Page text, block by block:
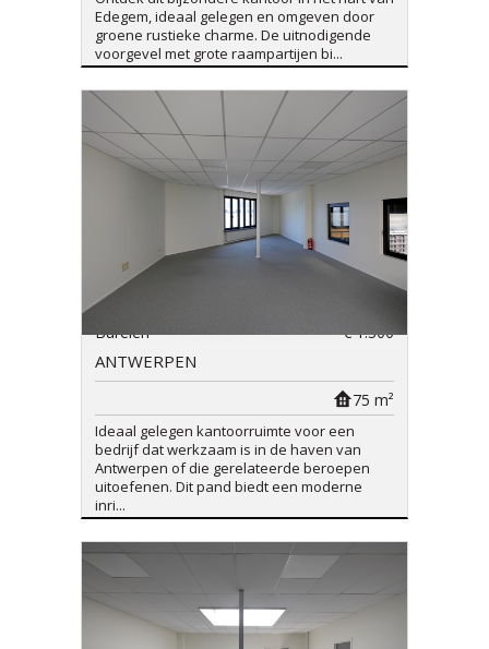
Edegem, ideaal gelegen en omgeven door
groene rustieke charme. De uitnodigende
voorgevel met grote raampartijen bi...
Burelen € 1.300
ANTWERPEN
75 m²
Ideaal gelegen kantoorruimte voor een
bedrijf dat werkzaam is in de haven van
Antwerpen of die gerelateerde beroepen
uitoefenen. Dit pand biedt een moderne
inri...